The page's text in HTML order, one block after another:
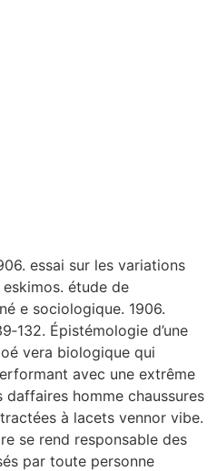
essai sur les variations
étude de
e sociologique. 1906.
Épistémologie d’une
vera biologique qui
avec une extrême
homme chaussures
à lacets vennor vibe.
se rend responsable des
par toute personne